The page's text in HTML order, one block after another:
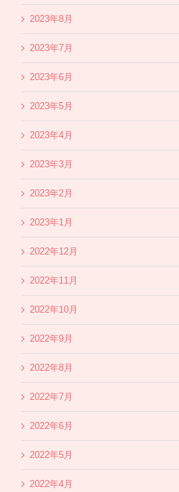
2023年8月
2023年7月
2023年6月
2023年5月
2023年4月
2023年3月
2023年2月
2023年1月
2022年12月
2022年11月
2022年10月
2022年9月
2022年8月
2022年7月
2022年6月
2022年5月
2022年4月